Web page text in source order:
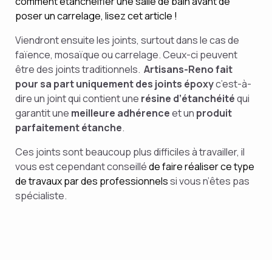
poser un carrelage, lisez cet article !
Viendront ensuite les joints, surtout dans le cas de
faïence, mosaïque ou carrelage. Ceux-ci peuvent
être des joints traditionnels. Artisans-Reno fait
pour sa part uniquement des joints époxyc’est-à-
dire un joint qui contient une résine d’étanchéitéqui
garantit une meilleure adhérenceet un produit
parfaitement étanche.
Ces joints sont beaucoup plus difficiles à travailler, il
vous est cependant conseilléde faire réaliser ce type
de travaux par des professionnelssi vous n’êtes pas
spécialiste.